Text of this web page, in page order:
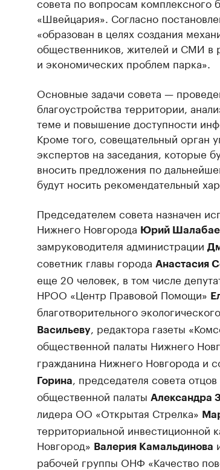
«Швейцария». Согласно
«образован в целях создания
общественников, жителей и СМИ в
и экономических проблем парка».
Основные задачи совета —
благоустройства территории,
теме и повышение доступности
Кроме того, совещательный орган
экспертов на заседания, которые
вносить предложения по
будут носить рекомендательный
Председателем совета назначен
Нижнего Новгорода Юрий
замруководителя администрации
советник главы города Анастасия
еще 20 человек, в том числе
НРОО «Центр Правовой Помощи»
благотворительного
Васильеву, редактора газеты
общественной палаты Нижнего
гражданина Нижнего Новгорода и
Горина
, председателя совета
общественной палаты Александра
лидера ОО «Открытая Стрелка»
территориальной инвестиционной
Новгород» Валерия Камальдинова
рабочей группы ОНФ «Качество